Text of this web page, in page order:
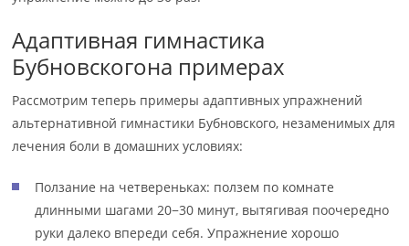
Адаптивная гимнастика
Бубновскогона примерах
Рассмотрим теперь примеры адаптивных упражнений
альтернативной гимнастики Бубновского, незаменимых для
лечения боли в домашних условиях:
Ползание на четвереньках: ползем по комнате
длинными шагами 20−30 минут, вытягивая поочередно
руки далеко впереди себя. Упражнение хорошо